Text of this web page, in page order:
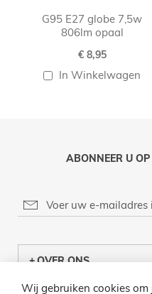
G95 E27 globe 7,5w
806lm opaal
€ 8,95
In Winkelwagen
ABONNEER U
OVER ONS
Wij gebruiken cookies